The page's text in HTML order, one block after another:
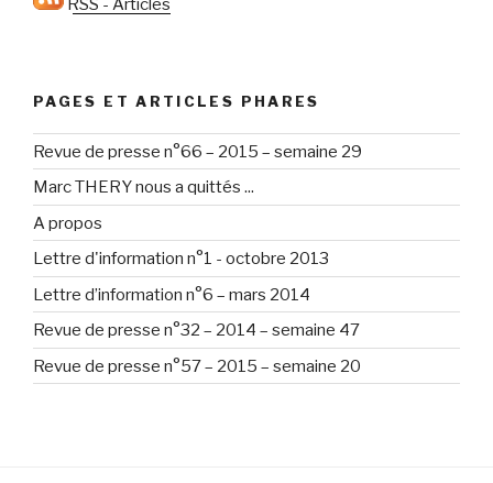
RSS - Articles
PAGES ET ARTICLES PHARES
Revue de presse n°66 – 2015 – semaine 29
Marc THERY nous a quittés ...
A propos
Lettre d'information n°1 - octobre 2013
Lettre d’information n°6 – mars 2014
Revue de presse n°32 – 2014 – semaine 47
Revue de presse n°57 – 2015 – semaine 20